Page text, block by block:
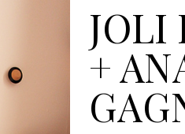
JOLI
+